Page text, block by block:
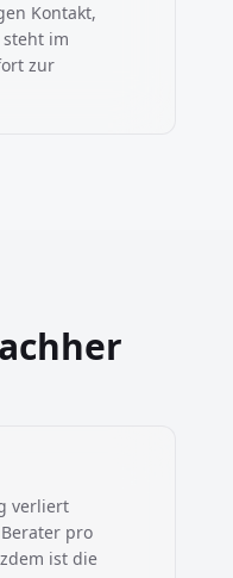
Kontakt,
steht im
zur
verliert
pro
ist die